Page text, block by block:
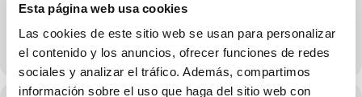
Esta página web usa cookies
Las cookies de este sitio web se usan para personalizar
el contenido y los anuncios, ofrecer funciones de redes
sociales y analizar el tráfico. Además, compartimos
información sobre el uso que haga del sitio web con